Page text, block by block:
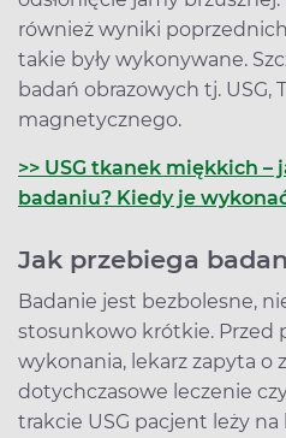
również wyniki
takie były wykonywane.
badań obrazowych tj. USG,
magnetycznego.
>> USG tkanek miękkich
badaniu? Kiedy je
Jak przebiega
Badanie jest bezbolesne,
stosunkowo krótkie. Przed
wykonania, lekarz zapyta o
dotychczasowe leczenie
trakcie USG pacjent leży na